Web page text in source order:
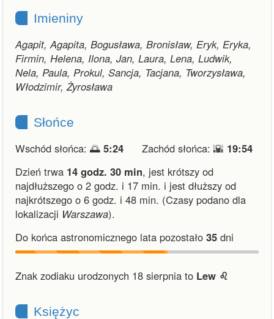
Imieniny
Agapit, Agapita, Bogusława, Bronisław, Eryk, Eryka,
Firmin, Helena, Ilona, Jan, Laura, Lena, Ludwik,
Nela, Paula, Prokul, Sancja, Tacjana, Tworzysława,
Włodzimir, Żyrosława
Słońce
Wschód słońca: 🌅 5:24 Zachód słońca: 🌇 19:54
Dzień trwa 14 godz. 30 min, jest krótszy od
najdłuższego o 2 godz. i 17 min. i jest dłuższy od
najkrótszego o 6 godz. i 48 min. (Czasy podano dla
lokalizacji Warszawa).
Do końca astronomicznego lata pozostało 35 dni
Znak zodiaku urodzonych 18 sierpnia to Lew ♌︎
Księżyc